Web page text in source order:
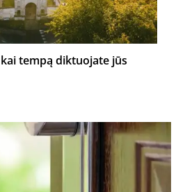
tempą diktuojate jūs